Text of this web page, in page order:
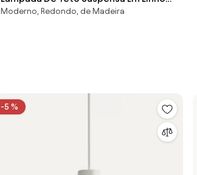
Ziyec Crema & Ø45 Cm - Sklum
Moderno, Redondo, de Madeira
-5 %